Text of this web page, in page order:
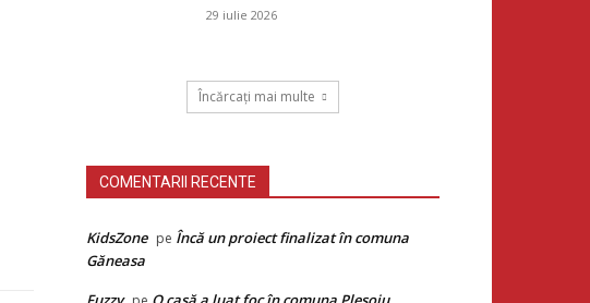
29 iulie 2026
Încărcați mai multe
COMENTARII RECENTE
KidsZone pe Încă un proiect finalizat în comuna
Găneasa